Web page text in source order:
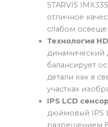
STARVIS
отличное
слабом
Технология
динамический
балансирует
детали как в
участках
IPS LCD
дюймовый IPS
разрешением